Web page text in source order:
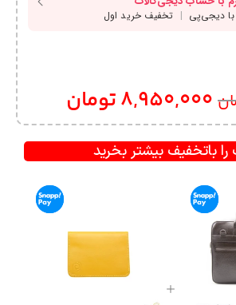
8,950,000تومان
باتخفیف بیشتر بخرید